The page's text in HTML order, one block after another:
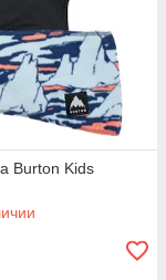
Burton Kids